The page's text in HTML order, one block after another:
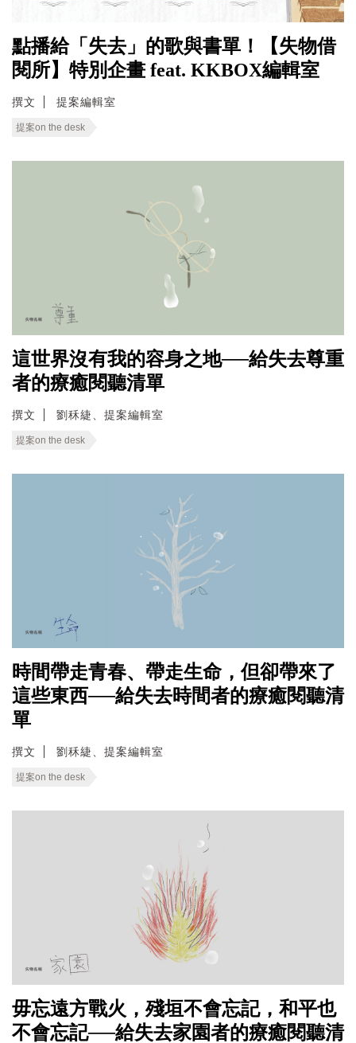
點播給「失去」的歌與書單！【失物借
閱所】特別企畫 feat. KKBOX編輯室
撰文 提案編輯室
提案on the desk
這世界沒有我的容身之地──給失去尊重
者的療癒閱聽清單
撰文 劉秝緁、提案編輯室
提案on the desk
時間帶走青春、帶走生命，但卻帶來了
這些東西──給失去時間者的療癒閱聽清
單
撰文 劉秝緁、提案編輯室
提案on the desk
毋忘遠方戰火，殘垣不會忘記，和平也
不會忘記──給失去家園者的療癒閱聽清